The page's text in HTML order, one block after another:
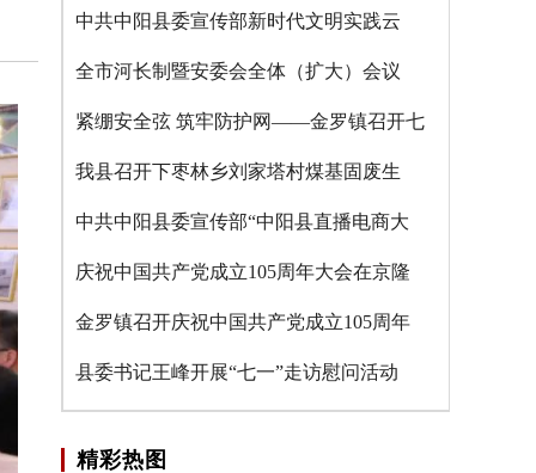
中共中阳县委宣传部新时代文明实践云
全市河长制暨安委会全体（扩大）会议
紧绷安全弦 筑牢防护网——金罗镇召开七
我县召开下枣林乡刘家塔村煤基固废生
中共中阳县委宣传部“中阳县直播电商大
庆祝中国共产党成立105周年大会在京隆
金罗镇召开庆祝中国共产党成立105周年
县委书记王峰开展“七一”走访慰问活动
精彩热图